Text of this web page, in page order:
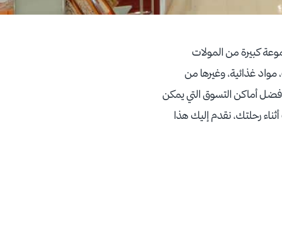
كبيرة من المولات
غذائية، وغيرها من
أفضل أماكن التسوق التي يمكن
رحلتك، نقدم إليك هذا